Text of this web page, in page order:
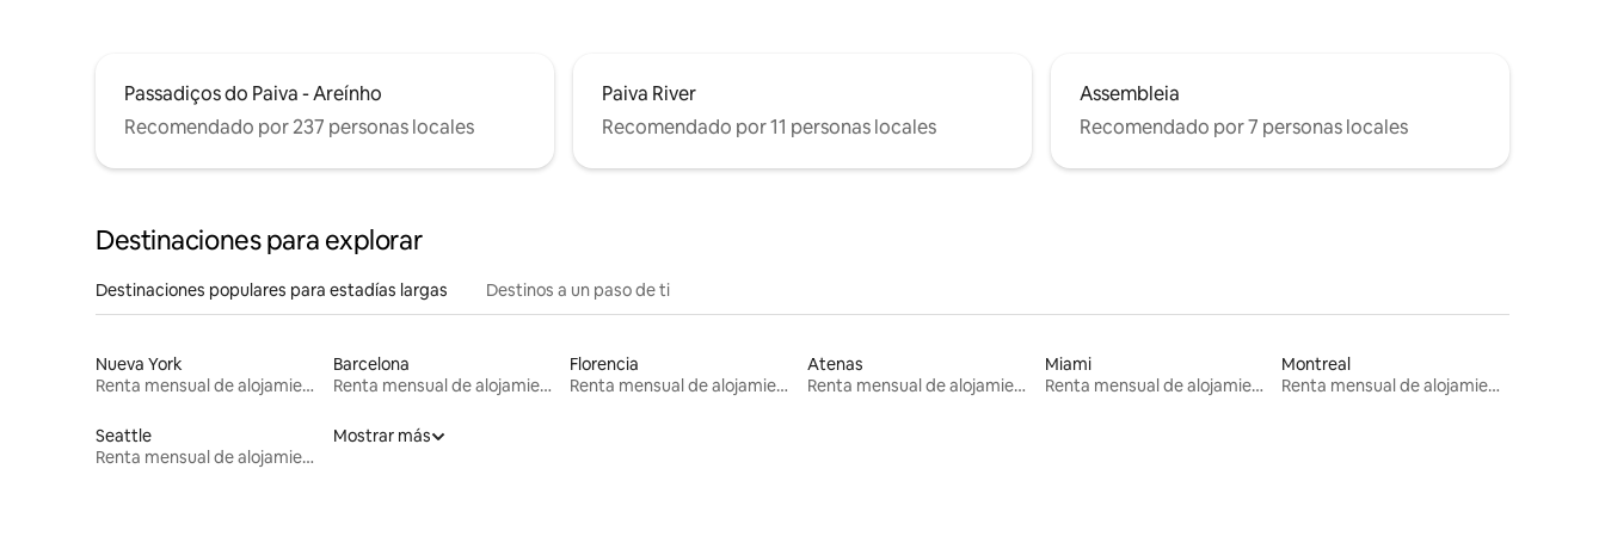
Passadiços do Paiva - Areínho
Recomendado por 237 personas locales
Paiva River
Recomendado por 11 personas locales
Assembleia
Recomendado por 7 personas locales
Destinaciones para explorar
Destinaciones populares para estadías largas Destinos a un paso de ti
Nueva York
Renta mensual de alojamientos
Barcelona
Renta mensual de alojamientos
Florencia
Renta mensual de alojamientos
Atenas
Renta mensual de alojamientos
Miami
Renta mensual de alojamientos
Montreal
Renta mensual de alojamientos
Seattle
Renta mensual de alojamientos
Mostrar más